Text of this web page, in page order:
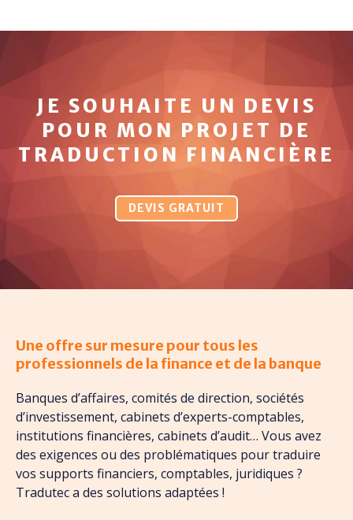
JE SOUHAITE UN DEVIS
POUR MON PROJET DE
TRADUCTION FINANCIÈRE
DEVIS GRATUIT
Une offre sur mesure pour tous les
professionnels de la finance et de la banque
Banques d’affaires, comités de direction, sociétés
d’investissement, cabinets d’experts-comptables,
institutions financières, cabinets d’audit… Vous avez
des exigences ou des problématiques pour traduire
vos supports financiers, comptables, juridiques ?
Tradutec a des solutions adaptées !